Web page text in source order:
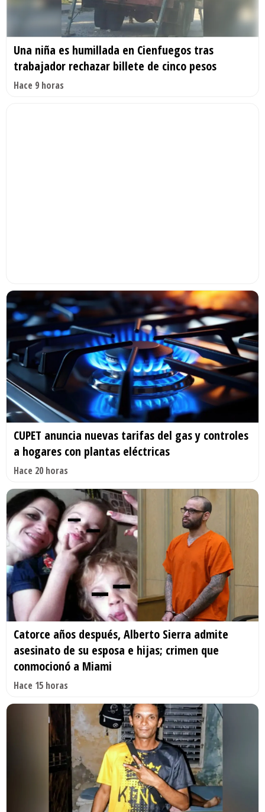
Una niña es humillada en Cienfuegos tras
trabajador rechazar billete de cinco pesos
Hace 9 horas
CUPET anuncia nuevas tarifas del gas y controles
a hogares con plantas eléctricas
Hace 20 horas
Catorce años después, Alberto Sierra admite
asesinato de su esposa e hijas; crimen que
conmocionó a Miami
Hace 15 horas